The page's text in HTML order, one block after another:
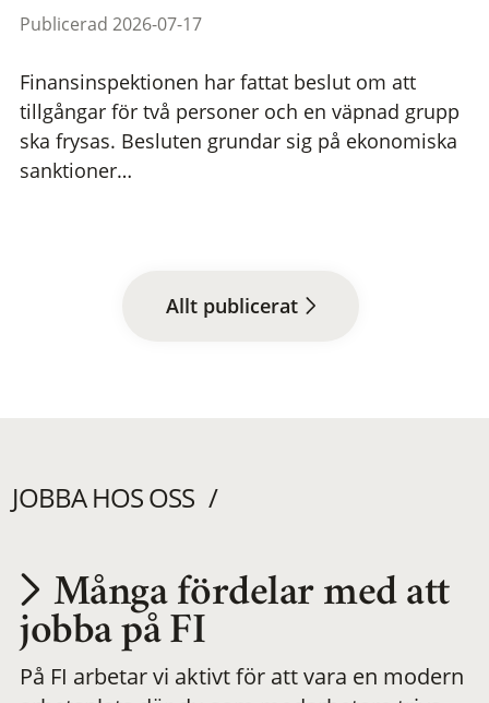
Publicerad 2026-07-17
Finansinspektionen har fattat beslut om att
tillgångar för två personer och en väpnad grupp
ska frysas. Besluten grundar sig på ekonomiska
sanktioner…
Allt publicerat
JOBBA HOS OSS
Utvecklas på en
meningsfull och
Många fördelar med att
jobba på FI
På FI arbetar vi aktivt för att vara en modern